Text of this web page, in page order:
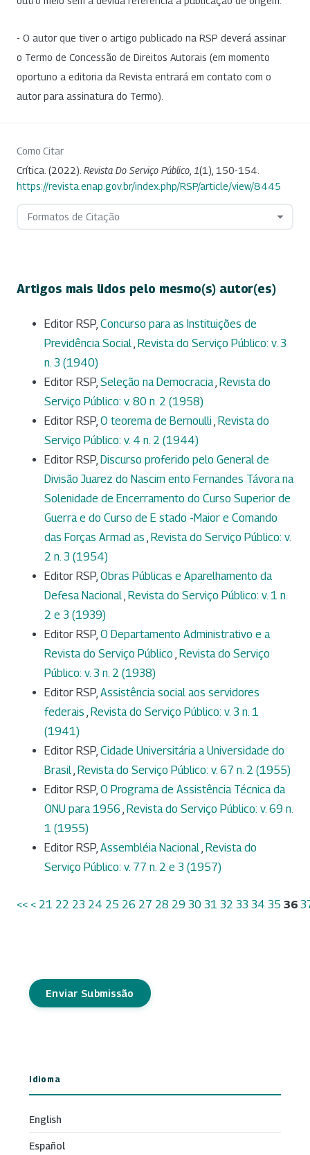
- O autor que tiver o artigo publicado na RSP deverá assinar
o Termo de Concessão de Direitos Autorais (em momento
oportuno a editoria da Revista entrará em contato com o
autor para assinatura do Termo).
Como Citar
Crítica. (2022). Revista Do Serviço Público 1(1), 150-154.
https://revista.enap.gov.br/index.php/RSP/article/view/8445
Formatos de Citação
Artigos mais lidos pelo mesmo(s) autor(es)
Editor RSP, Concurso para as Instituições de
Previdência Social, Revista do Serviço Público: v. 3
n. 3 (1940)
Editor RSP, Seleção na Democracia, Revista do
Serviço Público: v. 80 n. 2 (1958)
Editor RSP, O teorema de Bernoulli, Revista do
Serviço Público: v. 4 n. 2 (1944)
Editor RSP, Discurso proferido pelo General de
Divisão Juarez do Nascim ento Fernandes Távora na
Solenidade de Encerramento do Curso Superior de
Guerra e do Curso de E stado -Maior e Comando
das Forças Armad as , Revista do Serviço Público: v.
2 n. 3 (1954)
Editor RSP, Obras Públicas e Aparelhamento da
Defesa Nacional, Revista do Serviço Público: v. 1 n.
2 e 3 (1939)
Editor RSP, O Departamento Administrativo e a
Revista do Serviço Público , Revista do Serviço
Público: v. 3 n. 2 (1938)
Editor RSP, Assistência social aos servidores
federais , Revista do Serviço Público: v. 3 n. 1
(1941)
Editor RSP, Cidade Universitária a Universidade do
Brasil, Revista do Serviço Público: v. 67 n. 2 (1955)
Editor RSP, O Programa de Assistência Técnica da
ONU para 1956 , Revista do Serviço Público: v. 69 n.
1 (1955)
Editor RSP, Assembléia Nacional, Revista do
Serviço Público: v. 77 n. 2 e 3 (1957)
<< < 21 22 23 24 25 26 27 28 29 30 31 32 33 34 35 36
Enviar Submissão
Idioma
English
Español